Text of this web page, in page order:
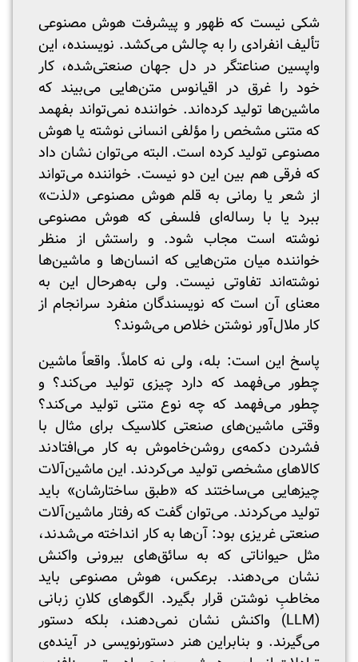
شکی نیست که ظهور و پیشرفت هوش مصنوعی
تألیف انفرادی را به چالش می‌کشد. نویسنده، این
واپسین صناعتگر در دل جهان صنعتی‌شده، کار
خود را غرق در اقیانوس متن‌هایی می‌بیند که
ماشین‌ها تولید کرده‌اند. خواننده نمی‌تواند بفهمد
که متنی مشخص را مؤلفی انسانی نوشته یا هوش
مصنوعی تولید کرده است. البته می‌توان نشان داد
که فرقی هم بین این دو نیست. خواننده می‌تواند
از شعر یا رمانی به قلم هوش مصنوعی «لذت»
ببرد یا با رساله‌ای فلسفی که هوش مصنوعی
نوشته است مجاب شود. و راستش از منظر
خواننده میان متن‌هایی که انسان‌ها و ماشین‌ها
نوشته‌اند تفاوتی نیست. ولی به‌هر‌حال این به
معنای آن است که نویسندگان منفرد سرانجام از
کار ملال‌آور نوشتن خلاص می‌شوند؟
پاسخ این است: بله، ولی نه کاملاً. واقعاً ماشین
چطور می‌فهمد که دارد چیزی تولید می‌کند؟ و
چطور می‌فهمد که چه نوع متنی تولید می‌کند؟
وقتی ماشین‌های صنعتی کلاسیک برای مثال با
فشردن دکمه‌ی روشن‌خاموش به کار می‌افتادند
کالاهای مشخصی تولید می‌کردند. این ماشین‌آلات
چیزهایی می‌ساختند که «طبق ساختارشان» باید
تولید می‌کردند. می‌توان گفت که رفتار ماشین‌آلات
صنعتی غریزی بود: آن‌ها به کار انداخته می‌شدند،
مثل حیواناتی که به سائق‌های بیرونی واکنش
نشان می‌دهند. برعکس، هوش مصنوعی باید
مخاطبِ نوشتن قرار بگیرد. الگوهای کلانِ زبانی
(LLM) واکنش نشان نمی‌دهند، بلکه دستور
می‌گیرند. و بنابراین هنر دستورنویسی در آینده‌ی